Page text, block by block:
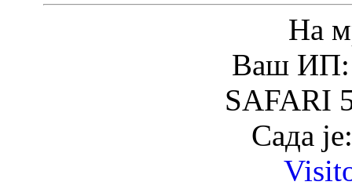
На
Ваш ИП:
SAFARI
Сада